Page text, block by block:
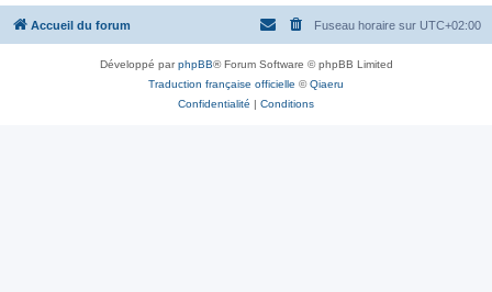
Accueil du forum Fuseau horaire sur UTC+02:00
Développé parphpBB® Forum Software © phpBB Limited
Traduction française officielle ©Qiaeru
Confidentialité | Conditions